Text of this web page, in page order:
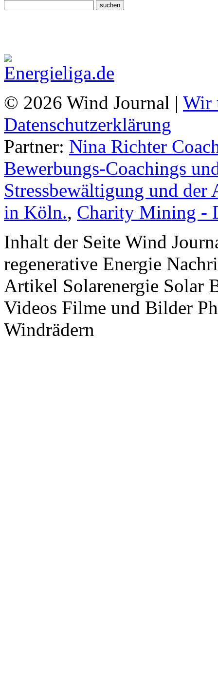
© 2026 Wind Journal | Wir
Datenschutzerklärung
Partner: Nina Richter
Bewerbungs-Coachings
Stressbewältigung und
in Köln., Charity Mining -
Inhalt der Seite Wind
regenerative Energie
Artikel Solarenergie Solar
Videos Filme und Bilder
Windrädern